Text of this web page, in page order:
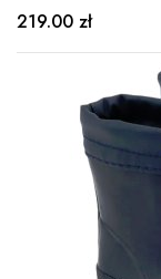
219.00 zł